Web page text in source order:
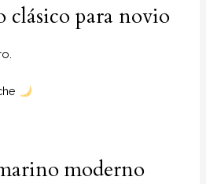
clásico para novio
moderno